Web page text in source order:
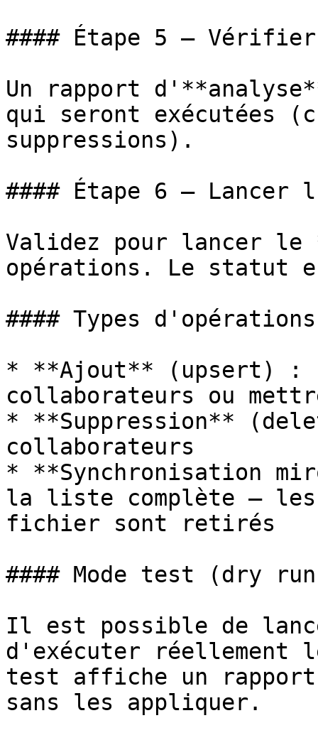
#### Étape 5 —
Un rapport
qui seront exécutées
suppressions).
#### Étape 6 — Lancer
Validez pour lancer
opérations. Le statut
#### Types d'opérations
* **Ajout** (upsert) :
collaborateurs ou
* **Suppression**
collaborateurs
* **Synchronisation
la liste complète — les
fichier sont retirés
#### Mode test (dry
Il est possible de
d'exécuter réellement
test affiche un rapport
sans les appliquer.